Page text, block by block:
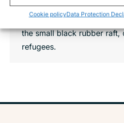
Cookie policyData Protection
motor coming closer. Only
passes by just a few
the small black rubber raft,
refugees.